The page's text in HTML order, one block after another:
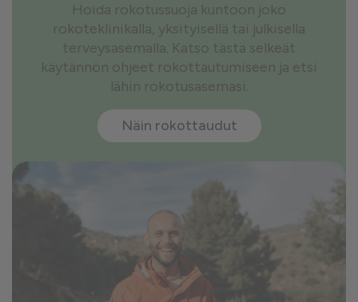
Hoida rokotussuoja kuntoon joko
rokoteklinikalla, yksityisellä tai julkisella
terveysasemalla. Katso tästä selkeät
käytännön ohjeet rokottautumiseen ja etsi
lähin rokotusasemasi.
Näin rokottaudut